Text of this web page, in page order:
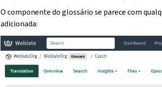
O componente do glossário se parece com
adicionada: